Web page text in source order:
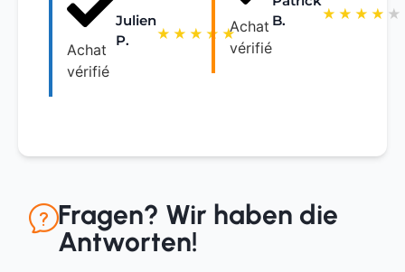
Achat
vérifié
Julien
P.
★ ★ ★ ★ ★Achat
vérifié
B.
★ ★ ★ ★ ★
Fragen? Wir haben die
Antworten!